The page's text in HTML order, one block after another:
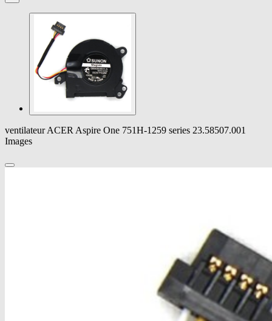
ventilateur ACER Aspire One 751H-1259 series 23.58507.001
Images